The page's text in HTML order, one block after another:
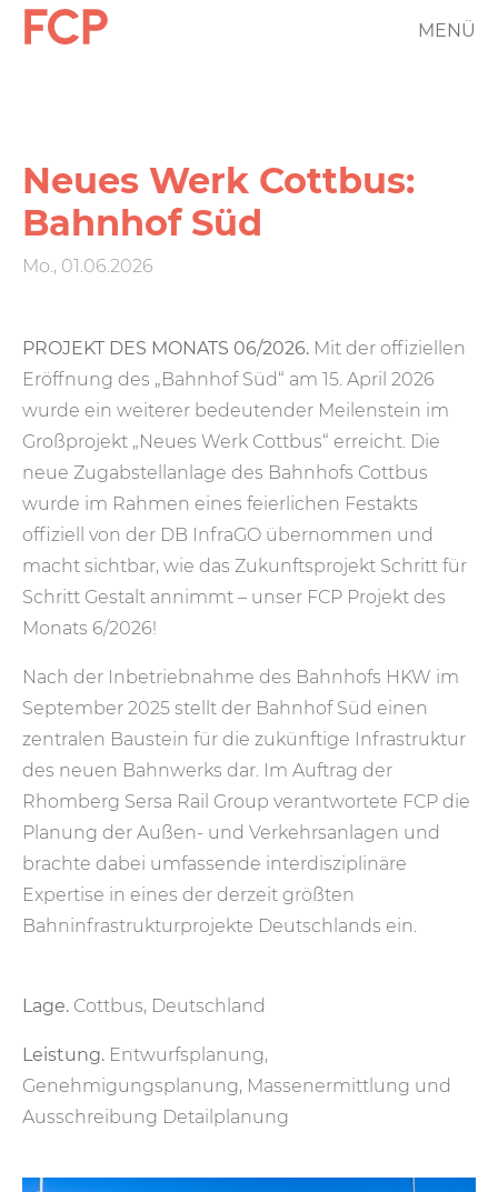
Direkt
zumFCP
Logo
MENÜ
Neues Werk Cottbus:
Bahnhof Süd
Mo., 01.06.2026
PROJEKT DES MONATS 06/2026. Mit der offiziellen
Eröffnung des „Bahnhof Süd“ am 15. April 2026
wurde ein weiterer bedeutender Meilenstein im
Großprojekt „Neues Werk Cottbus“ erreicht. Die
neue Zugabstellanlage des Bahnhofs Cottbus
wurde im Rahmen eines feierlichen Festakts
offiziell von der DB InfraGO übernommen und
macht sichtbar, wie das Zukunftsprojekt Schritt für
Schritt Gestalt annimmt – unser FCP Projekt des
Monats 6/2026!
Nach der Inbetriebnahme des Bahnhofs HKW im
September 2025 stellt der Bahnhof Süd einen
zentralen Baustein für die zukünftige Infrastruktur
des neuen Bahnwerks dar. Im Auftrag der
Rhomberg Sersa Rail Group verantwortete FCP die
Planung der Außen- und Verkehrsanlagen und
brachte dabei umfassende interdisziplinäre
Expertise in eines der derzeit größten
Bahninfrastrukturprojekte Deutschlands ein.
Lage. Cottbus, Deutschland
Leistung. Entwurfsplanung,
Genehmigungsplanung, Massenermittlung und
Ausschreibung Detailplanung